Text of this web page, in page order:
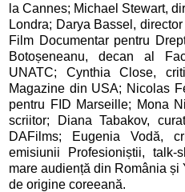
la Cannes; Michael Stewart,
Londra; Darya Bassel,
Film Documentar pentru
Botoșeneanu, decan al
UNATC; Cynthia Close,
Magazine din USA; Nicolas
pentru FID Marseille; Mona
scriitor; Diana Tabakov,
DAFilms; Eugenia Vodă,
emisiunii Profesioniștii,
mare audiență din România și
de origine coreeană.